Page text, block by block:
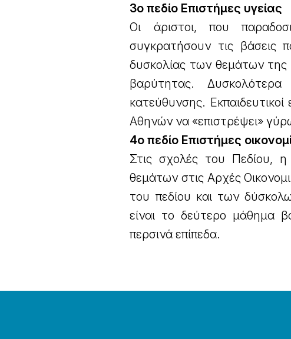
3ο πεδίο Επιστήμες υγείας
Οι άριστοι, που
συγκρατήσουν τις βάσεις
δυσκολίας των θεμάτων της
βαρύτητας.
κατεύθυνσης.
Αθηνών να «επιστρέψει»
4ο πεδίο Επιστήμες
Στις σχολές του Πεδίου,
θεμάτων στις Αρχές
του πεδίου και των
είναι το δεύτερο μάθημα
περσινά επίπεδα.